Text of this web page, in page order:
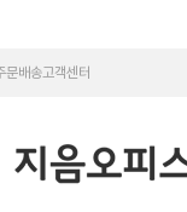
문배송고객센터